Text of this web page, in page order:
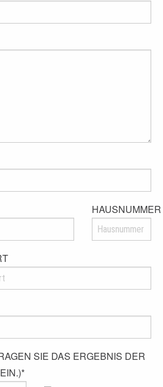
HAUSNUMMER
SIE DAS ERGEBNIS DER
*